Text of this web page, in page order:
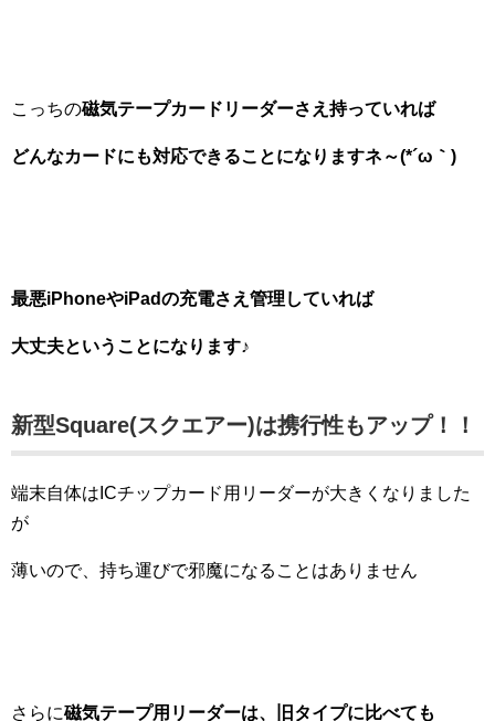
こっちの磁気テープカードリーダーさえ持っていれば
どんなカードにも対応できることになりますネ～(*´ω｀)
最悪iPhoneやiPadの充電さえ管理していれば
大丈夫ということになります♪
新型Square(スクエアー)は携行性もアップ！！
端末自体はICチップカード用リーダーが大きくなりました
が
薄いので、持ち運びで邪魔になることはありません
さらに磁気テープ用リーダーは、旧タイプに比べても